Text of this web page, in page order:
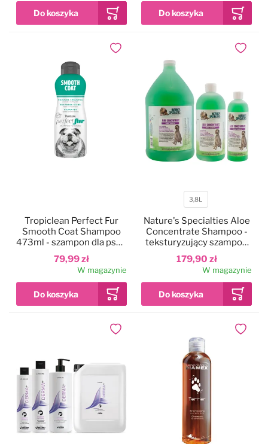
79,99 zł
Tropiclean Perfect Fur
Smooth Coat Shampoo
473ml - szampon dla psa z
gładką, krótką sierścią
W magazynie
Dodaj do ulubionych
Pojemność
3,8L
179,90 zł
Nature's Specialties Aloe
Concentrate Shampoo -
teksturyzujący szampon
do szorstkiej sierści psa i
kota, koncentrat 1:16
W magazynie
Dodaj
Dodaj do ulubionych Dodaj